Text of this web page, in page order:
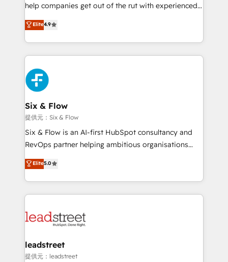
partners who will embed ourselves into your
business, processes and systems 🏢 We specialise in
working with mid-market and enterprise
organisations, global organisations and those with
complex use cases 🏆 CRM Implementation,
Platform Enablement, Custom Integration and
Onboarding Accredited 🔐 ISO27001 & ISO9001
Certified
help companies get out of the rut with experienced,
process-oriented teams implementing HubSpot
Marketing, Sales, Service, CMS and Operations Hub,
so selling and actually engaging with your customers
feels easy and pain-free. We are a top ranked
HubSpot Elite Partner, winner of Rookie of the Year
and Customer First Awards, 4.9/5 rating in HubSpot
Reviews and 4.9/5 rating in Clutch Reviews. Digifianz
helps the following industries: logistics & 3PL, home
improvement & construction, branding and
commercialization, real estate, health, education,
SaaS, Software Dev & IT and consulting, make the
the United States, EU, UAE, Mexico and Latin
America. From casual user to super fan: make
Elite4.9
Six & Flow
提供元：Six & Flow
Six & Flow is an AI-first HubSpot consultancy and
RevOps partner helping ambitious organisations
grow with clarity, confidence, and intelligence.
Operating across the UK, Netherlands, Ireland, and
Canada, we’ve delivered thousands of successful
HubSpot projects for mid-market and enterprise
combine HubSpot, data, and AI to design connected
and technology for predictable, scalable revenue
growth. Our expertise spans RevOps, CRM and data
Elite5.0
leadstreet
提供元：leadstreet